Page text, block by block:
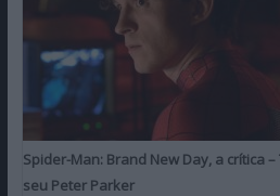
Spider-Man: Brand New Day, a crítica
seu Peter Parker